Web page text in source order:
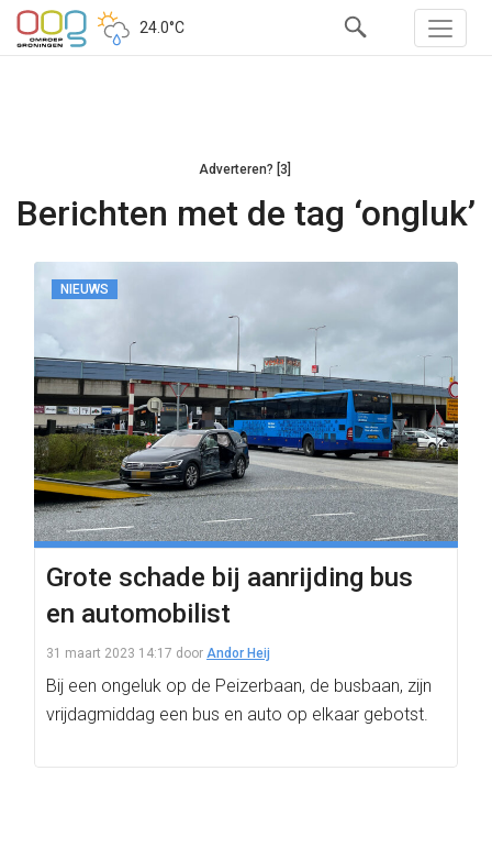
24.0°C
Adverteren? [3]
Berichten met de tag ‘ongluk’
NIEUWS
Grote schade bij aanrijding bus
en automobilist
31 maart 2023 14:17 door Andor Heij
Bij een ongeluk op de Peizerbaan, de busbaan, zijn
vrijdagmiddag een bus en auto op elkaar gebotst.